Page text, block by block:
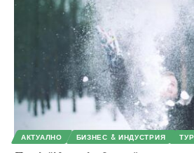
АКТУАЛНО БИЗНЕС & ИНДУСТРИЯ